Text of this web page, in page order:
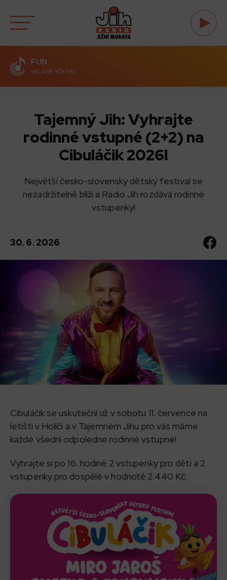
FUN
WE ARE YOUNG
Tajemný Jih: Vyhrajte
rodinné vstupné (2+2) na
Cibuláčik 2026!
Největší česko-slovenský dětský festival se
nezadržitelně blíží a Rádio Jih rozdává rodinné
vstupenky!
30. 6. 2026
Cibuláčik se uskuteční už v sobotu 11. července na
letišti v Holíči a v Tajemném Jihu pro vás máme
každé všední odpoledne rodinné vstupné!
Vyhrajte si po 16. hodině 2 vstupenky pro děti a 2
vstupenky pro dospělé v hodnotě 2.440 Kč.